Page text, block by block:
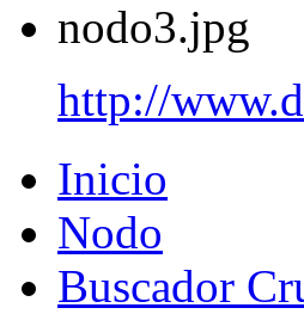
nodo3.jpg
http://
Inicio
Nodo
Buscador